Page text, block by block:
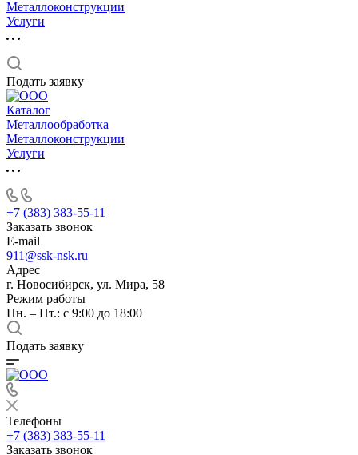
Металлоконструкции
Услуги
Подать заявку
Каталог
Металлообработка
Металлоконструкции
Услуги
+7 (383) 383-55-11
Заказать звонок
E-mail
911@ssk-nsk.ru
Адрес
г. Новосибирск, ул. Мира, 58
Режим работы
Пн. – Пт.: с 9:00 до 18:00
Подать заявку
Телефоны
+7 (383) 383-55-11
Заказать звонок